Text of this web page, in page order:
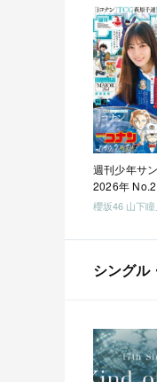
週刊少年サ
2026年
櫻坂46 山下瞳
シングル